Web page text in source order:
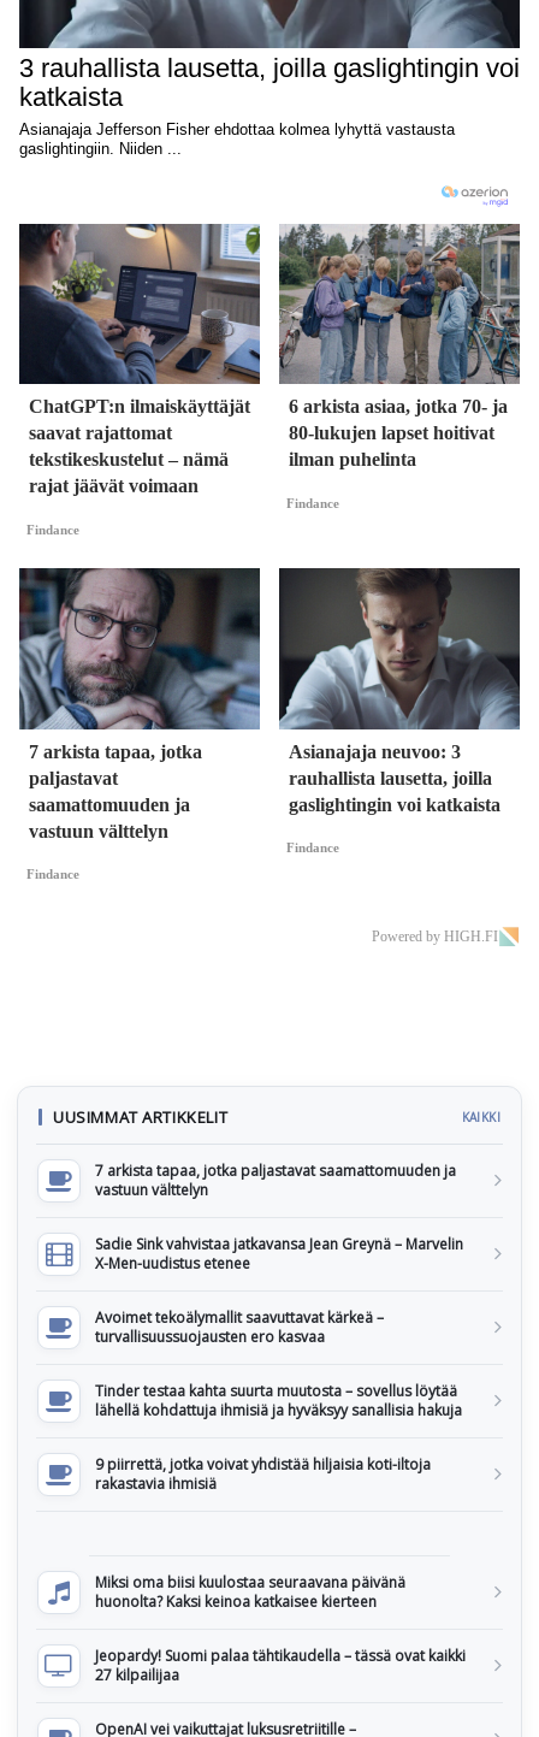
ChatGPT:n ilmaiskäyttäjät
saavat rajattomat
tekstikeskustelut – nämä
rajat jäävät voimaan
Findance
6 arkista asiaa, jotka 70- ja
80-lukujen lapset hoitivat
ilman puhelinta
Findance
7 arkista tapaa, jotka
paljastavat
saamattomuuden ja
vastuun välttelyn
Findance
Asianajaja neuvoo: 3
rauhallista lausetta, joilla
gaslightingin voi katkaista
Findance
Powered by HIGH.FI
UUSIMMAT ARTIKKELIT KAIKKI
7 arkista tapaa, jotka paljastavat saamattomuuden ja
vastuun välttelyn
Sadie Sink vahvistaa jatkavansa Jean Greynä – Marvelin
X-Men-uudistus etenee
Avoimet tekoälymallit saavuttavat kärkeä –
turvallisuussuojausten ero kasvaa
Tinder testaa kahta suurta muutosta – sovellus löytää
lähellä kohdattuja ihmisiä ja hyväksyy sanallisia hakuja
9 piirrettä, jotka voivat yhdistää hiljaisia koti-iltoja
rakastavia ihmisiä
Miksi oma biisi kuulostaa seuraavana päivänä
huonolta? Kaksi keinoa katkaisee kierteen
Jeopardy! Suomi palaa tähtikaudella – tässä ovat kaikki
27 kilpailijaa
OpenAI vei vaikuttajat luksusretriitille –